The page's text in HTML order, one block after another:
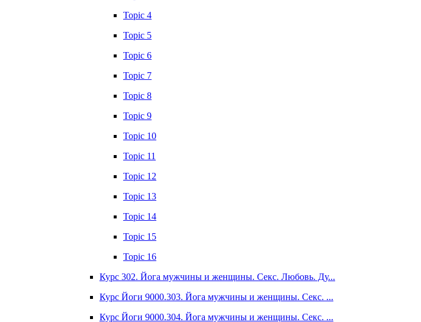
Topic 4
Topic 5
Topic 6
Topic 7
Topic 8
Topic 9
Topic 10
Topic 11
Topic 12
Topic 13
Topic 14
Topic 15
Topic 16
Курс 302. Йога мужчины и женщины. Секс. Любовь. Ду...
Курс Йоги 9000.303. Йога мужчины и женщины. Секс. ...
Курс Йоги 9000.304. Йога мужчины и женщины. Секс. ...